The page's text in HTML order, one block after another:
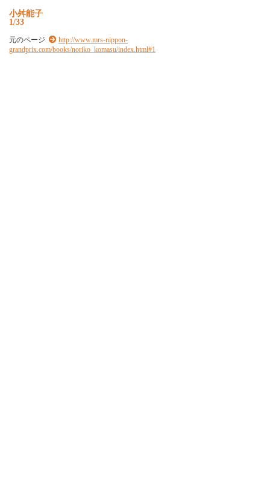
小舛能子
1/33
元のページ
http://www.mrs-nippon-
grandprix.com/books/noriko_komasu/index.html#1